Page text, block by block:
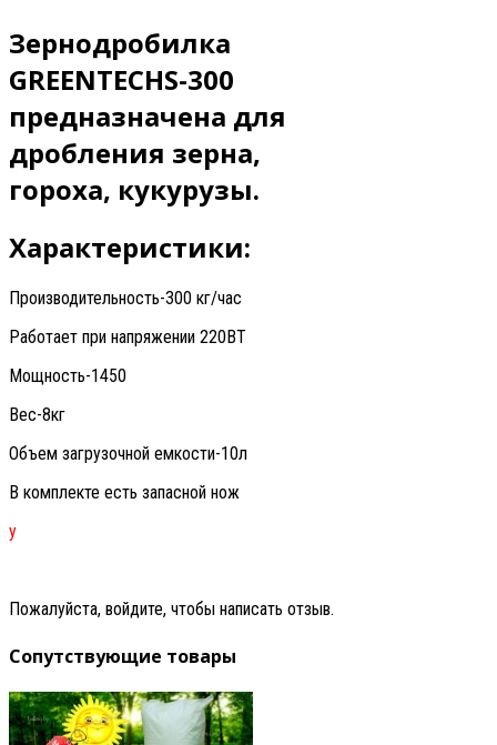
Зернодробилка
GREENTECHS-300
предназначена для
дробления зерна,
гороха, кукурузы.
Характеристики:
Производительность-300 кг/час
Работает при напряжении 220ВТ
Мощность-1450
Вес-8кг
Объем загрузочной емкости-10л
В комплекте есть запасной нож
у
Пожалуйста, войдите, чтобы написать отзыв.
Сопутствующие товары